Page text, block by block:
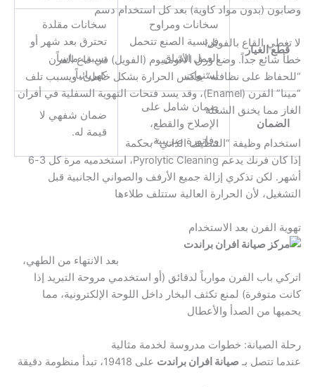
قطع الغيار
سخانات ومراوح
فرنسية الصنع تتحمل
العمل الشاق
لسنوات.
سخانات مقلدة
تحترق بعد شهر أو
تسبب ماساً
كهربائياً.
الضمان
ضمان شامل على
الإصلاح والقطع،
وفاتورة ضريبية.
ضمان شفهي لا
قيمة له.
وصابون (بدون مواد كاوية) بعد كل استخدام دسم
لا تغطي القاع بالفويل!
خطأ شائع جداً. وضع ورق الألومنيوم (الفويل) في قاع الفرن
“للحفاظ على نظافته” يعكس الحرارة بشكل خاطئ، ويسبب تلف
“مينا” الفرن (Enamel)، وقد يسد فتحات التهوية السفلية في أفران
الغاز مما يخنق الشعلة
استخدام وظيفة “التنظيف الذاتي” بحكمة
إذا كان فرنك يدعم Pyrolytic Cleaning، استخدميه مرة كل 3-6
أشهر. لكن تذكري إزالة جميع الأرفف والصواني الجانبية قبل
التشغيل، لأن الحرارة العالية ستتلف طلاءها
تهوية الفرن بعد الاستخدام
بعد الانتهاء من الطهي،
اتركي باب الفرن موارباً لدقائق (أو استخدمي مروحة التبريد إذا
كانت متوفرة) لمنع تكثف البخار داخل اللوحة الإلكترونية، مما
يحميها من الصدأ والأعطال
رحلة الصيانة: خطوات مدروسة لخدمة مثالية
عندما تتصل بـ صيانة افران براندت على 19418، تبدأ منظومة دقيقة